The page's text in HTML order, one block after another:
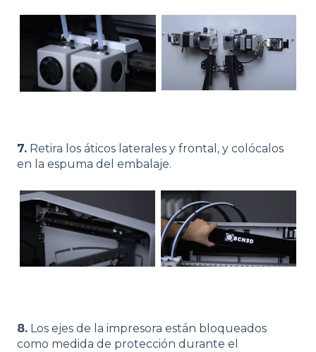
7. Retira los áticos laterales y frontal, y colócalos
en la espuma del embalaje.
8. Los ejes de la impresora están bloqueados
como medida de protección durante el